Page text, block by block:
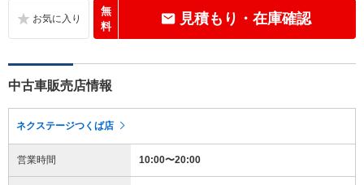
無
料
見積もり・在庫確認
中古車販売店情報
ネクステージつくば店
営業時間 10:00〜20:00